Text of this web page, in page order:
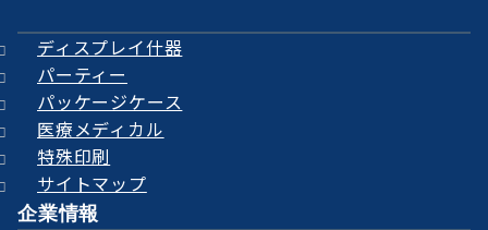
ディスプレイ什器
パーティー
パッケージケース
医療メディカル
特殊印刷
サイトマップ
企業情報